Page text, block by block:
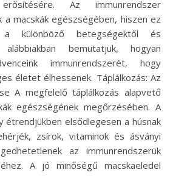
erősítésére. Az immunrendszer
macskák egészségében, hiszen ez
különböző betegségektől és
bemutatjuk, hogyan
immunrendszerét, hogy
életet élhessenek. Táplálkozás: Az
A megfelelő táplálkozás alapvető
egészségének megőrzésében. A
étrendjükben elsődlegesen a húsnak
zsírok, vitaminok és ásványi
az immunrendszerük
A jó minőségű macskaeledel